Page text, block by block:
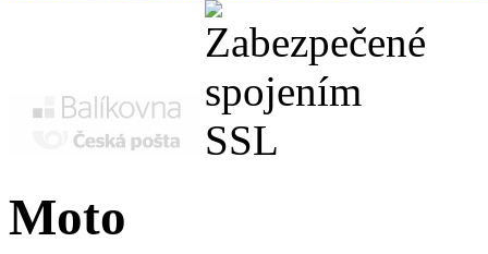
Moto